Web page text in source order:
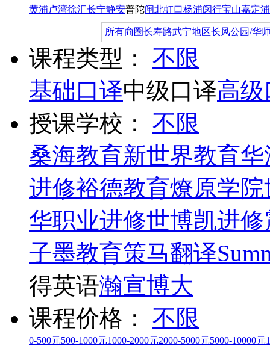
黄浦卢湾徐汇长宁静安普陀闸北虹口杨浦闵行宝山嘉定
所有商圈长寿路武宁地区长风公园/华
课程类型：
不限
基础口译中级口译高
授课学校：
不限
桑海教育新世界教育华
进修裕德教育燎原学院
华职业进修世博凯进修
子墨教育策马翻译
得英语瀚宣博大
课程价格：
不限
0-500元500-1000元1000-2000元2000-5000元5000-10000元